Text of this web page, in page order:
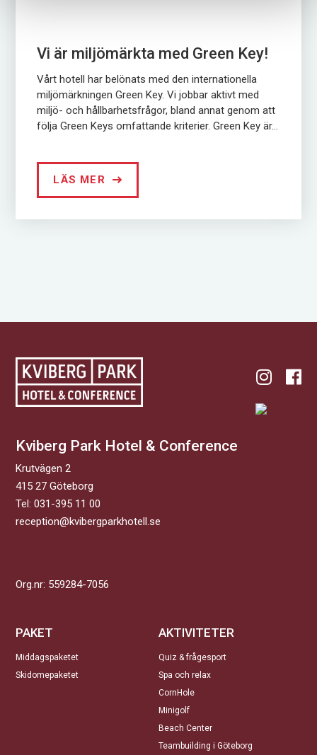
Vi är miljömärkta med Green Key!
Vårt hotell har belönats med den internationella
miljömärkningen Green Key. Vi jobbar aktivt med
miljö- och hållbarhetsfrågor, bland annat genom att
följa Green Keys omfattande kriterier. Green Key är...
LÄS MER
Kviberg Park Hotel & Conference
Krutvägen 2
415 27 Göteborg
Tel:031-395 11 00
reception@kvibergparkhotell.se
Org.nr: 559284-7056
PAKET
Middagspaketet
Skidomepaketet
AKTIVITETER
Quiz & frågesport
Spa och relax
CornHole
Minigolf
Beach Center
Teambuilding i Göteborg